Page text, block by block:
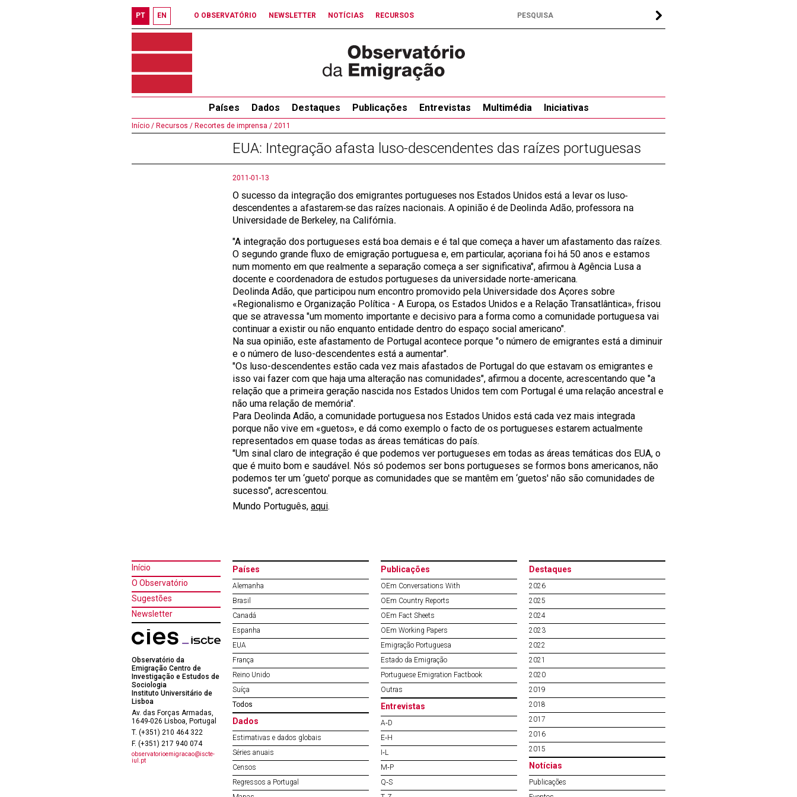
PT EN O OBSERVATÓRIO NEWSLETTER NOTÍCIAS RECURSOS
Países Dados Destaques Publicações Entrevistas Multimédia Iniciativas
Início / Recursos / Recortes de imprensa / 2011
EUA: Integração afasta luso-descendentes das raízes portuguesas
2011-01-13
O sucesso da integração dos emigrantes portugueses nos Estados Unidos está a levar os luso-
descendentes a afastarem-se das raízes nacionais. A opinião é de Deolinda Adão, professora na
Universidade de Berkeley, na Califórnia.
"A integração dos portugueses está boa demais e é tal que começa a haver um afastamento das raízes.
O segundo grande fluxo de emigração portuguesa e, em particular, açoriana foi há 50 anos e estamos
num momento em que realmente a separação começa a ser significativa", afirmou à Agência Lusa a
docente e coordenadora de estudos portugueses da universidade norte-americana.
Deolinda Adão, que participou num encontro promovido pela Universidade dos Açores sobre
«Regionalismo e Organização Política - A Europa, os Estados Unidos e a Relação Transatlântica», frisou
que se atravessa "um momento importante e decisivo para a forma como a comunidade portuguesa vai
continuar a existir ou não enquanto entidade dentro do espaço social americano".
Na sua opinião, este afastamento de Portugal acontece porque "o número de emigrantes está a diminuir
e o número de luso-descendentes está a aumentar".
"Os luso-descendentes estão cada vez mais afastados de Portugal do que estavam os emigrantes e
isso vai fazer com que haja uma alteração nas comunidades", afirmou a docente, acrescentando que "a
relação que a primeira geração nascida nos Estados Unidos tem com Portugal é uma relação ancestral e
não uma relação de memória".
Para Deolinda Adão, a comunidade portuguesa nos Estados Unidos está cada vez mais integrada
porque não vive em «guetos», e dá como exemplo o facto de os portugueses estarem actualmente
representados em quase todas as áreas temáticas do país.
"Um sinal claro de integração é que podemos ver portugueses em todas as áreas temáticas dos EUA, o
que é muito bom e saudável. Nós só podemos ser bons portugueses se formos bons americanos, não
podemos ter um ‘gueto' porque as comunidades que se mantêm em ‘guetos' não são comunidades de
sucesso", acrescentou.
Mundo Português, aqui.
Início
O Observatório
Sugestões
Newsletter
Observatório da
Emigração Centro de
Investigação e Estudos de
Sociologia
Instituto Universitário de
Lisboa
Av. das Forças Armadas,
1649-026 Lisboa, Portugal
T. (+351) 210 464 322
F. (+351) 217 940 074
observatorioemigracao@iscte-
iul.pt
Países
Alemanha
Brasil
Canadá
Espanha
EUA
França
Reino Unido
Suíça
Todos
Dados
Estimativas e dados globais
Séries anuais
Censos
Regressos a Portugal
Publicações
OEm Conversations With
OEm Country Reports
OEm Fact Sheets
OEm Working Papers
Emigração Portuguesa
Estado da Emigração
Portuguese Emigration Factbook
Outras
Entrevistas
A‐D
E‐H
I‐L
M‐P
Q‐S
Destaques
2026
2025
2024
2023
2022
2021
2020
2019
2018
2017
2016
2015
Notícias
Publicações